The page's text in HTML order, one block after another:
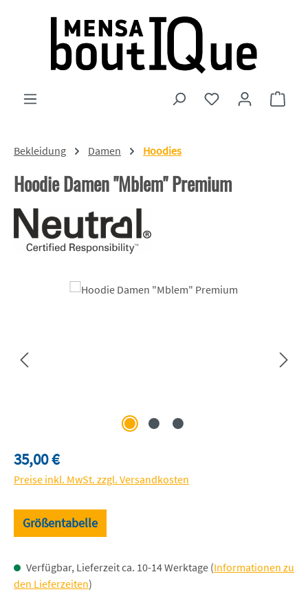
Zum Hauptinhalt springen
Du hast 0
Bekleidung Damen Hoodies
Hoodie Damen "Mblem" Premium
Bildergalerie überspringen
Regulärer Preis:
35,00 €
Preise inkl. MwSt. zzgl. Versandkosten
Größentabelle
Verfügbar, Lieferzeit ca. 10-14 Werktage (Informationen zu
den Lieferzeiten)